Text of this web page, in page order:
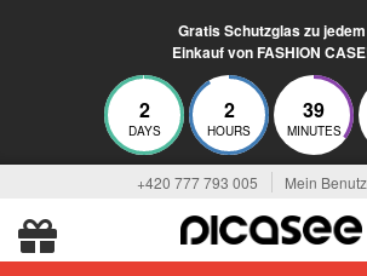
Gratis Schutzglas zu jedem
Einkauf von FASHION
2
DAYS
2
HOURS
39
MINUTES
+420 777 793 005 Mein